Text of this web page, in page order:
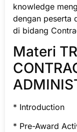
knowledge
dengan peserta
di bidang
Materi
* Introduction
* Pre-Award